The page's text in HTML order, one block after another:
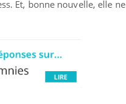
Et, bonne nouvelle, elle ne